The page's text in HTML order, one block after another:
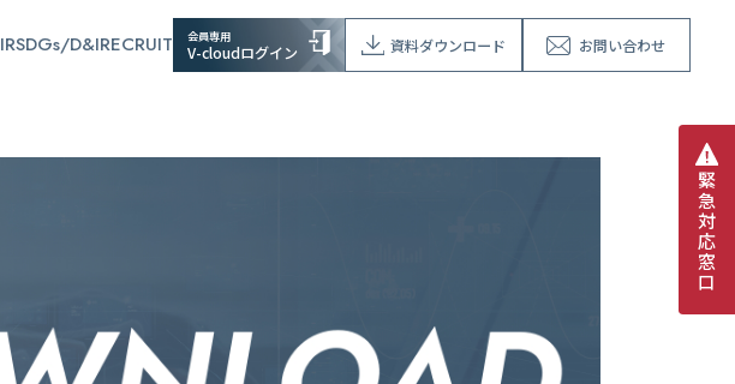
IRSDGs/D&IRECRUIT 会員専用
V-cloudログイン 資料ダウンロード お問い合わせ
緊
急
対
応
窓
口